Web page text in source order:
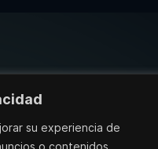
su experiencia de
o contenidos